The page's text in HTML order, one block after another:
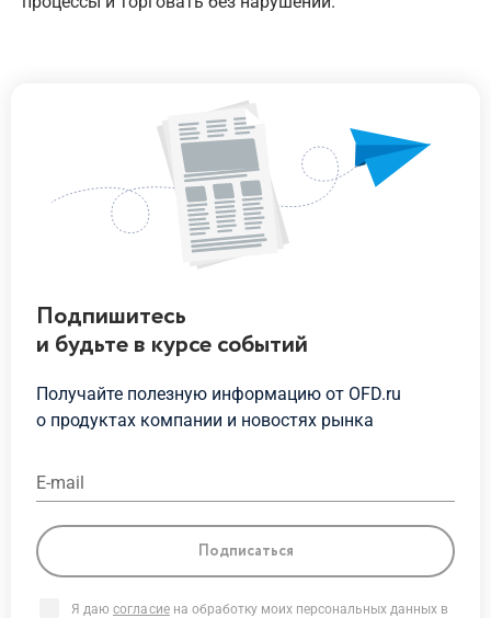
Подпишитесь
и будьтев курсесобытий
Получайте полезную информацию от OFD.ru
о продуктах компании и новостях рынка
E-mail
Подписаться
Я даю согласиена обработку моих персональных данных в